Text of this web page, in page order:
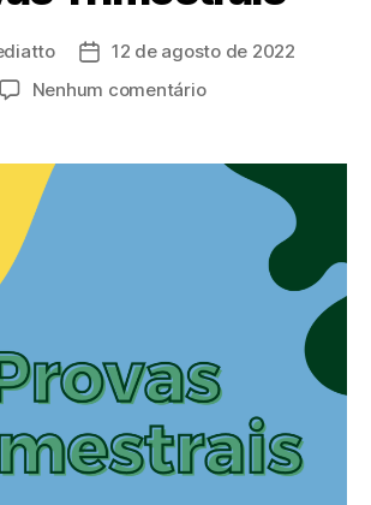
12 de agosto de 2022
Nenhum comentário